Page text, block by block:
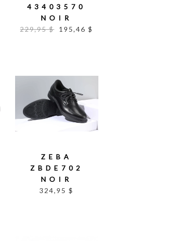
43403570
NOIR
229,95 $
195,46 $
ZEBA
ZBDE702
NOIR
324,95 $